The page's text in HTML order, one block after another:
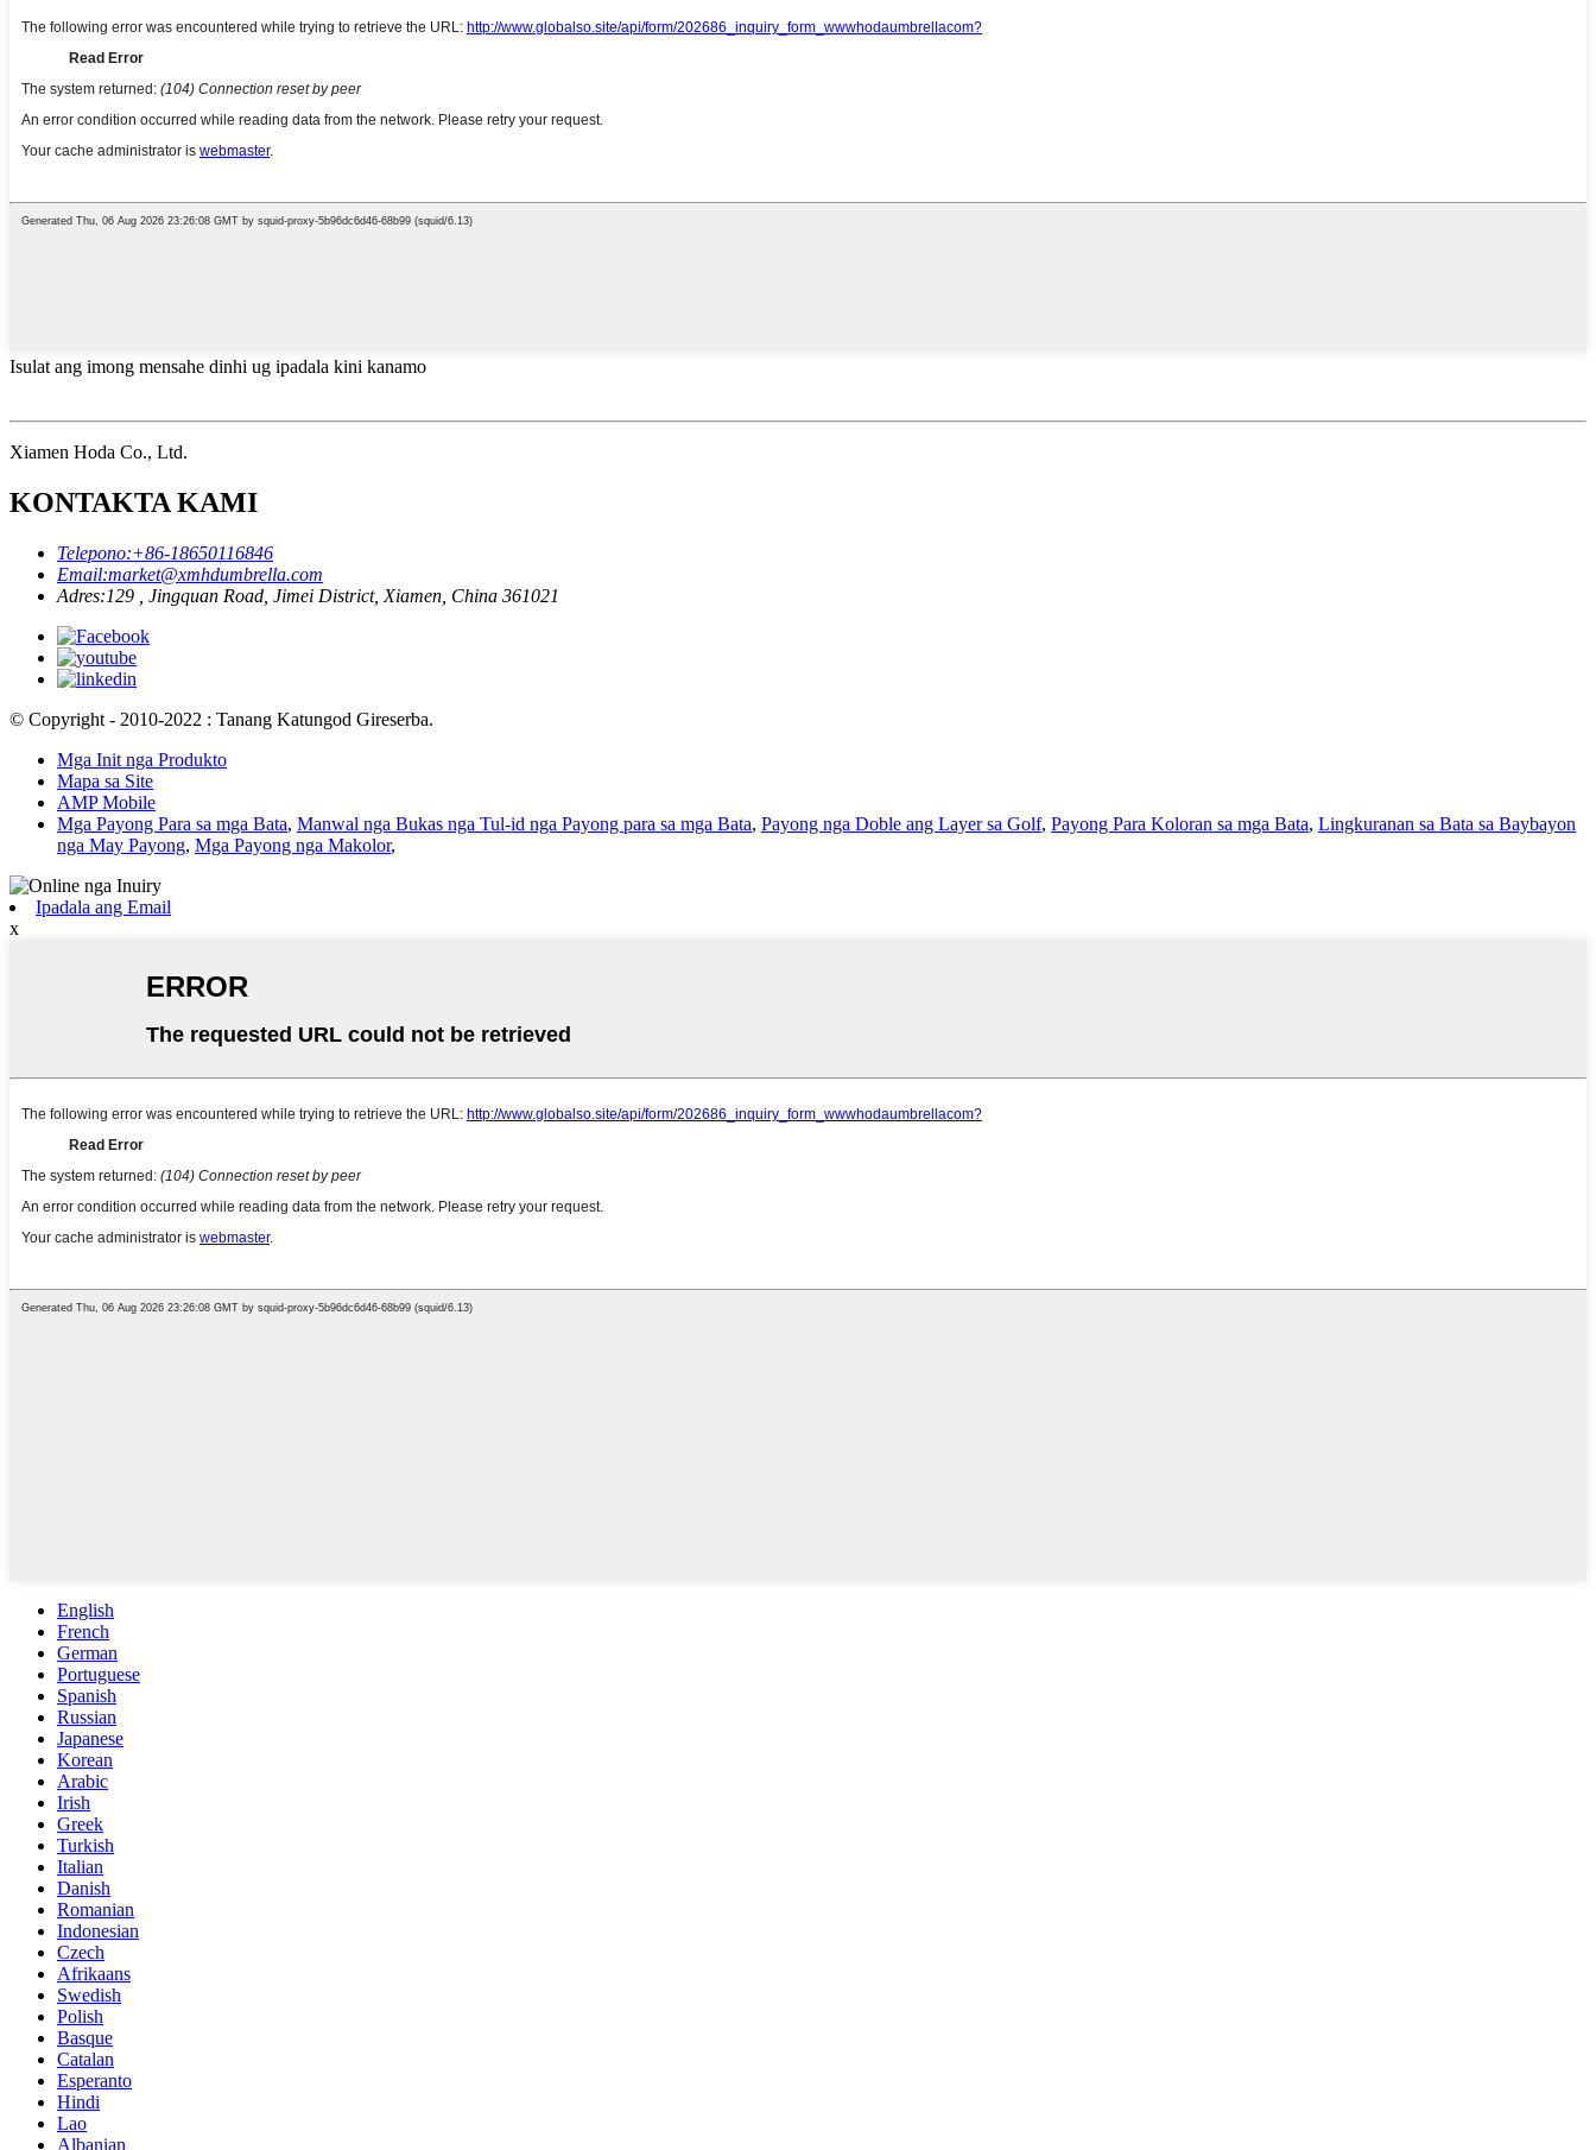
Isulat ang imong mensahe dinhi ug ipadala kini kanamo
Xiamen Hoda Co., Ltd.
KONTAKTA KAMI
Telepono:+86-18650116846
Email:market@xmhdumbrella.com
Adres:129 , Jingquan Road, Jimei District, Xiamen, China 361021
© Copyright - 2010-2022 : Tanang Katungod Gireserba.
Mga Init nga Produkto
Mapa sa Site
AMP Mobile
Mga Payong Para sa mga Bata, Manwal nga Bukas nga Tul-id nga Payong para sa mga Bata, Payong nga Doble ang Layer sa Golf, Payong Para Koloran sa mga Bata, Lingkuranan sa Bata sa Baybayon
nga May Payong, Mga Payong nga Makolor,
Ipadala ang Email
x
English
French
German
Portuguese
Spanish
Russian
Japanese
Korean
Arabic
Irish
Greek
Turkish
Italian
Danish
Romanian
Indonesian
Czech
Afrikaans
Swedish
Polish
Basque
Catalan
Esperanto
Hindi
Lao
Albanian